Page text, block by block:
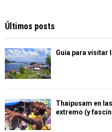
Últimos posts
Guía para visitar
Thaipusam en
extremo (y